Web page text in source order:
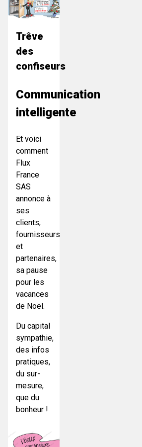
Trêve
des
confiseurs
Communication
intelligente
Et voici
comment
Flux
France
SAS
annonce à
ses
clients,
fournisseurs
et
partenaires,
sa pause
pour les
vacances
de Noël.
Du capital
sympathie,
des infos
pratiques,
du sur-
mesure,
que du
bonheur !